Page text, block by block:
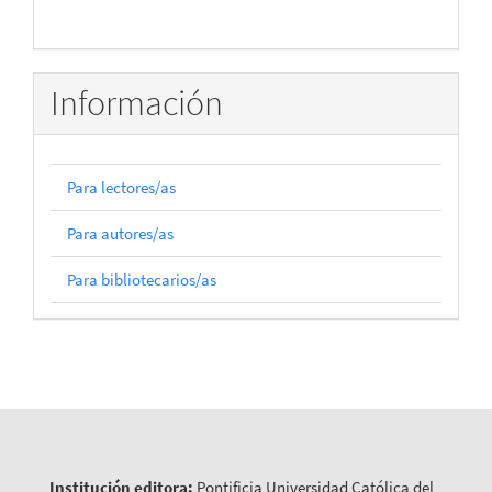
Información
Para lectores/as
Para autores/as
Para bibliotecarios/as
Institución editora: Pontificia Universidad Católica del